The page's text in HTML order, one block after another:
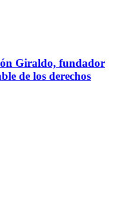
Giraldo, fundador
de los derechos